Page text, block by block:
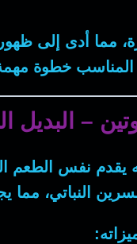
مما أدى إلى
المناسب خطوة
– البديل
يقدم نفس الطعم
النباتي، مما